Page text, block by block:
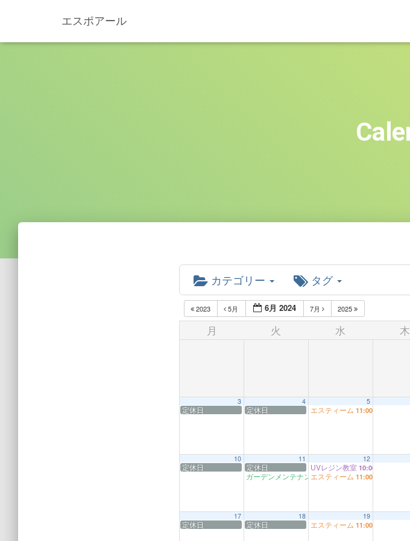
エスポアール
カテゴリー タグ
2023 5月 6月 2024 7月 2025
月 火 水 木
3
定休日
4
定休日
5
エスティーム 11:00 AM
10
定休日
11
定休日
ガーデンメンテナンス9:00 AM
12
UVレジン教室 10:00 AM
エスティーム 11:00 AM
17
定休日
18
定休日
19
エスティーム 11:00 AM